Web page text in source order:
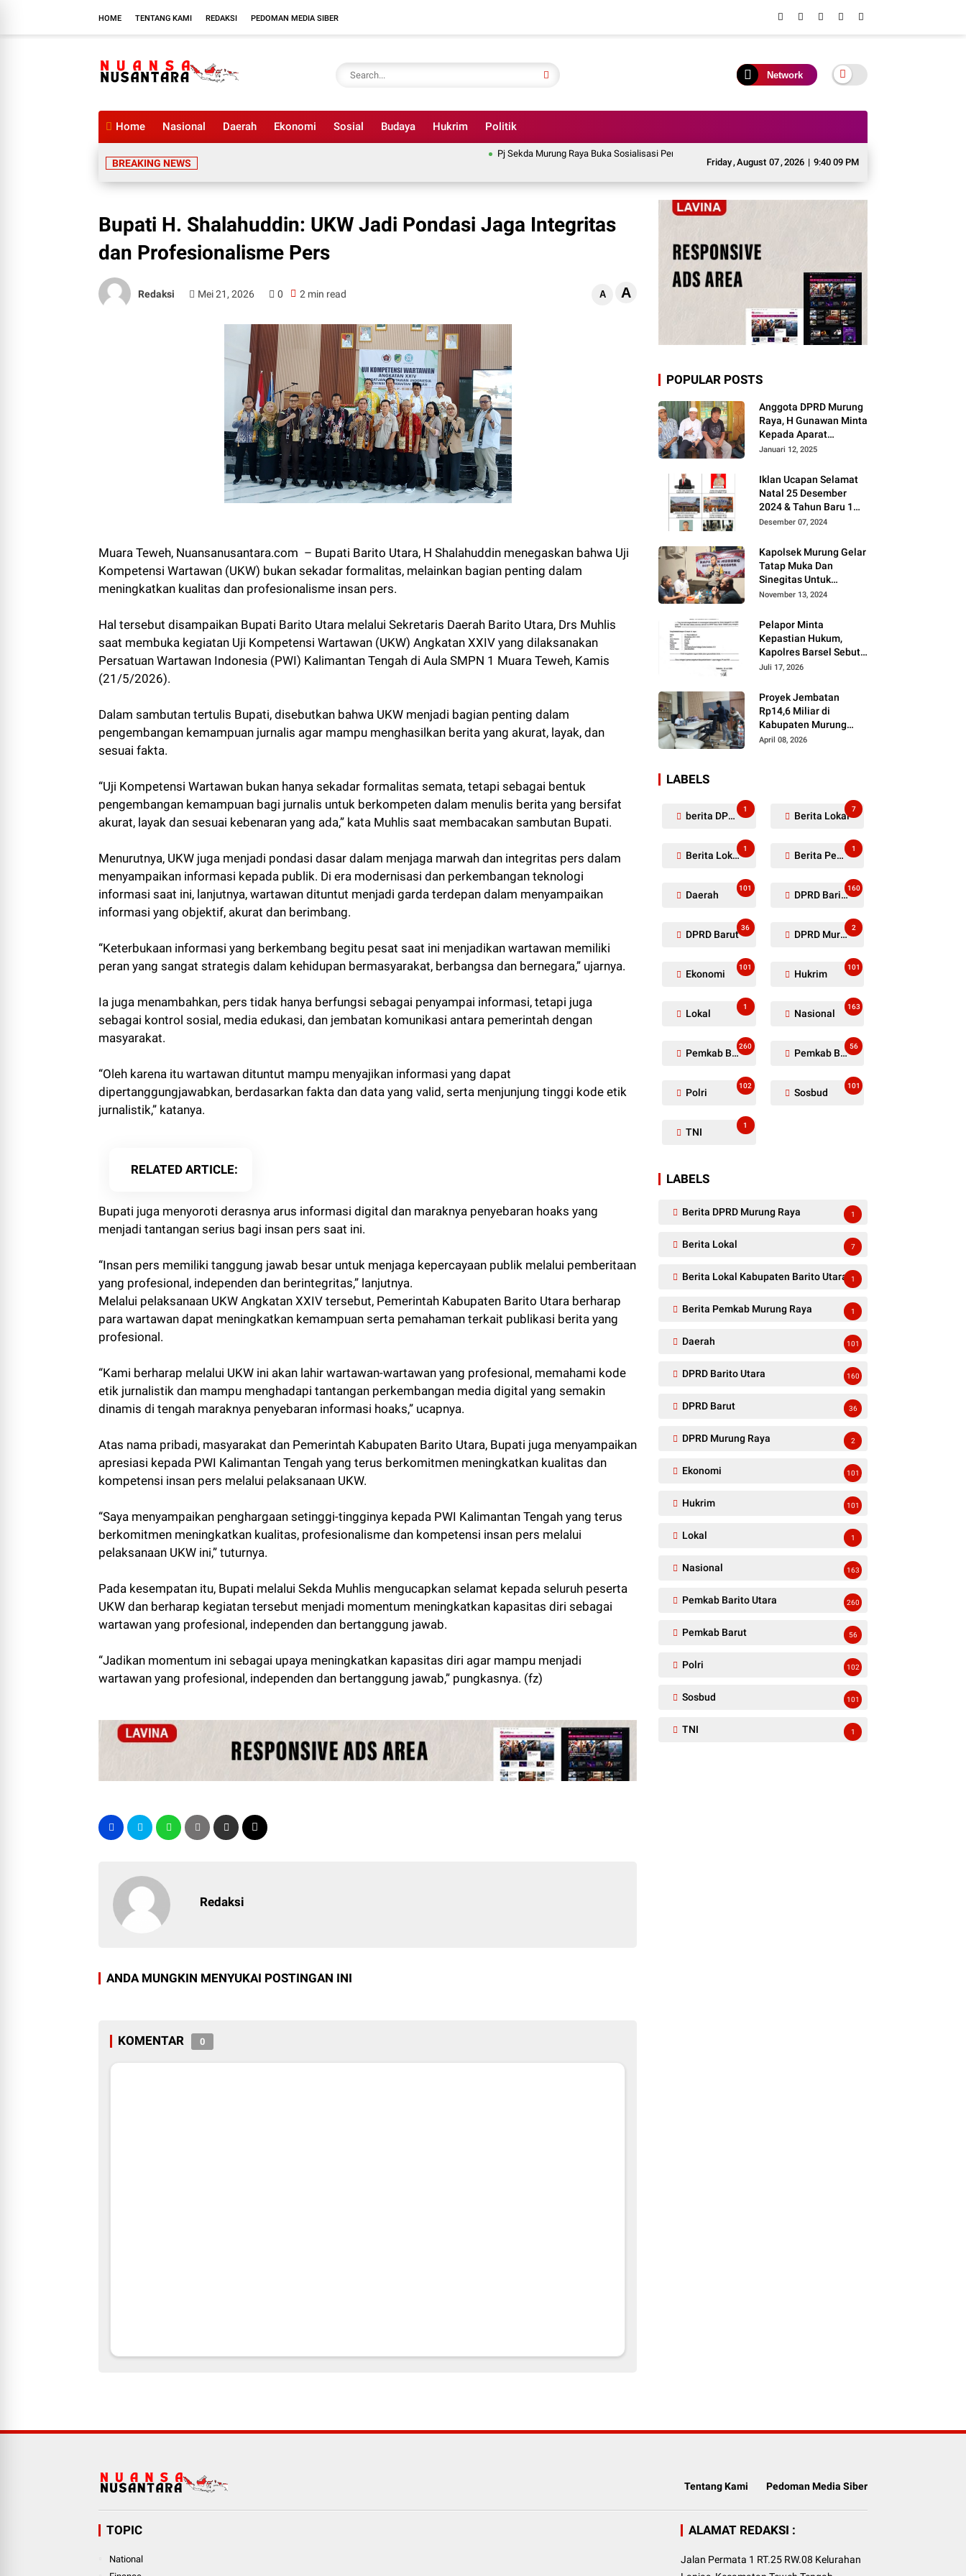
HOME TENTANG KAMI REDAKSI PEDOMAN MEDIA SIBER
Network
Home Nasional Daerah Ekonomi Sosial Budaya Hukrim Politik
Friday,August 07,2026 | 9:40 10 PM
BREAKING NEWS
Pj Sekda Murung Raya Buka Sosialisasi Perbup PJPK 2026–2030, Perkuat Arah Pembangunan Kependudukan
Bupati H. Shalahuddin: UKW Jadi Pondasi Jaga Integritas
dan Profesionalisme Pers
Redaksi Mei 21, 2026 0 2 min read A A
Muara Teweh, Nuansanusantara.com – Bupati Barito Utara, H Shalahuddin menegaskan bahwa Uji
Kompetensi Wartawan (UKW) bukan sekadar formalitas, melainkan bagian penting dalam
meningkatkan kualitas dan profesionalisme insan pers.
Hal tersebut disampaikan Bupati Barito Utara melalui Sekretaris Daerah Barito Utara, Drs Muhlis
saat membuka kegiatan Uji Kompetensi Wartawan (UKW) Angkatan XXIV yang dilaksanakan
Persatuan Wartawan Indonesia (PWI) Kalimantan Tengah di Aula SMPN 1 Muara Teweh, Kamis
(21/5/2026).
Dalam sambutan tertulis Bupati, disebutkan bahwa UKW menjadi bagian penting dalam
pengembangan kemampuan jurnalis agar mampu menghasilkan berita yang akurat, layak, dan
sesuai fakta.
“Uji Kompetensi Wartawan bukan hanya sekadar formalitas semata, tetapi sebagai bentuk
pengembangan kemampuan bagi jurnalis untuk berkompeten dalam menulis berita yang bersifat
akurat, layak dan sesuai kebenaran yang ada,” kata Muhlis saat membacakan sambutan Bupati.
Menurutnya, UKW juga menjadi pondasi dasar dalam menjaga marwah dan integritas pers dalam
menyampaikan informasi kepada publik. Di era modernisasi dan perkembangan teknologi
informasi saat ini, lanjutnya, wartawan dituntut menjadi garda terdepan dalam menyampaikan
informasi yang objektif, akurat dan berimbang.
“Keterbukaan informasi yang berkembang begitu pesat saat ini menjadikan wartawan memiliki
peran yang sangat strategis dalam kehidupan bermasyarakat, berbangsa dan bernegara,” ujarnya.
Ia juga menambahkan, pers tidak hanya berfungsi sebagai penyampai informasi, tetapi juga
sebagai kontrol sosial, media edukasi, dan jembatan komunikasi antara pemerintah dengan
masyarakat.
“Oleh karena itu wartawan dituntut mampu menyajikan informasi yang dapat
dipertanggungjawabkan, berdasarkan fakta dan data yang valid, serta menjunjung tinggi kode etik
jurnalistik,” katanya.
RELATED ARTICLE
Bupati juga menyoroti derasnya arus informasi digital dan maraknya penyebaran hoaks yang
menjadi tantangan serius bagi insan pers saat ini.
“Insan pers memiliki tanggung jawab besar untuk menjaga kepercayaan publik melalui pemberitaan
yang profesional, independen dan berintegritas,” lanjutnya.
Melalui pelaksanaan UKW Angkatan XXIV tersebut, Pemerintah Kabupaten Barito Utara berharap
para wartawan dapat meningkatkan kemampuan serta pemahaman terkait publikasi berita yang
profesional.
“Kami berharap melalui UKW ini akan lahir wartawan-wartawan yang profesional, memahami kode
etik jurnalistik dan mampu menghadapi tantangan perkembangan media digital yang semakin
dinamis di tengah maraknya penyebaran informasi hoaks,” ucapnya.
Atas nama pribadi, masyarakat dan Pemerintah Kabupaten Barito Utara, Bupati juga menyampaikan
apresiasi kepada PWI Kalimantan Tengah yang terus berkomitmen meningkatkan kualitas dan
kompetensi insan pers melalui pelaksanaan UKW.
“Saya menyampaikan penghargaan setinggi-tingginya kepada PWI Kalimantan Tengah yang terus
berkomitmen meningkatkan kualitas, profesionalisme dan kompetensi insan pers melalui
pelaksanaan UKW ini,” tuturnya.
Pada kesempatan itu, Bupati melalui Sekda Muhlis mengucapkan selamat kepada seluruh peserta
UKW dan berharap kegiatan tersebut menjadi momentum meningkatkan kapasitas diri sebagai
wartawan yang profesional, independen dan bertanggung jawab.
“Jadikan momentum ini sebagai upaya meningkatkan kapasitas diri agar mampu menjadi
wartawan yang profesional, independen dan bertanggung jawab,” pungkasnya. (fz)
Redaksi
ANDA MUNGKIN MENYUKAI POSTINGAN INI
KOMENTAR 0
POPULAR POSTS
Anggota DPRD Murung
Raya, H Gunawan Minta
Kepada Aparat
Berantas judi dan
Instruksi Presiden RI
Januari 12, 2025
Iklan Ucapan Selamat
Natal 25 Desember
2024 & Tahun Baru 1
Januari 2025
Desember 07, 2024
Kapolsek Murung Gelar
Tatap Muka Dan
Sinegitas Untuk
Menjaga Situasi
Kondusif Dengan Insan
Pers
November 13, 2024
Pelapor Minta
Kepastian Hukum,
Kapolres Barsel Sebut
Dugaan Penyerobotan
Juli 17, 2026
Proyek Jembatan
Rp14,6 Miliar di
Kabupaten Murung
Raya Mangkrak,
April 08, 2026
LABELS
berita DPRD Murung Raya
1
Berita Lokal
7
Berita Lokal Kabupaten Barito Utara
1
Berita Pemkab Murung Raya
1
Daerah
101
DPRD Barito Utara
160
DPRD Barut
36
DPRD Murung Raya
2
Ekonomi
101
Hukrim
101
Lokal
1
Nasional
163
Pemkab Barito Utara
260
Pemkab Barut
56
Polri
102
Sosbud
101
TNI
1
LABELS
Berita DPRD Murung Raya 1
Berita Lokal 7
Berita Lokal Kabupaten Barito Utara 1
Berita Pemkab Murung Raya 1
Daerah 101
DPRD Barito Utara 160
DPRD Barut 36
DPRD Murung Raya 2
Ekonomi 101
Hukrim 101
Lokal 1
Nasional 163
Pemkab Barito Utara 260
Pemkab Barut 56
Polri 102
Sosbud 101
TNI 1
Tentang Kami Pedoman Media Siber
TOPIC
National
ALAMAT REDAKSI :
Jalan Permata 1 RT.25 RW.08 Kelurahan